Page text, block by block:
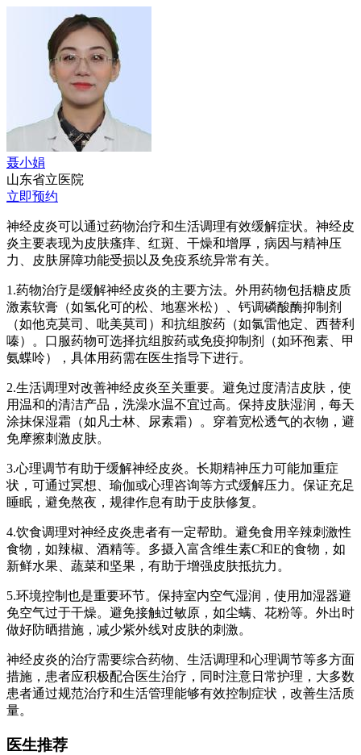
聂小娟
山东省立医院
立即预约
神经皮炎可以通过药物治疗和生活调理有效缓解症状。神经皮
炎主要表现为皮肤瘙痒、红斑、干燥和增厚，病因与精神压
力、皮肤屏障功能受损以及免疫系统异常有关。
1.药物治疗是缓解神经皮炎的主要方法。外用药物包括糖皮质
激素软膏（如氢化可的松、地塞米松）、钙调磷酸酶抑制剂
（如他克莫司、吡美莫司）和抗组胺药（如氯雷他定、西替利
嗪）。口服药物可选择抗组胺药或免疫抑制剂（如环孢素、甲
氨蝶呤），具体用药需在医生指导下进行。
2.生活调理对改善神经皮炎至关重要。避免过度清洁皮肤，使
用温和的清洁产品，洗澡水温不宜过高。保持皮肤湿润，每天
涂抹保湿霜（如凡士林、尿素霜）。穿着宽松透气的衣物，避
免摩擦刺激皮肤。
3.心理调节有助于缓解神经皮炎。长期精神压力可能加重症
状，可通过冥想、瑜伽或心理咨询等方式缓解压力。保证充足
睡眠，避免熬夜，规律作息有助于皮肤修复。
4.饮食调理对神经皮炎患者有一定帮助。避免食用辛辣刺激性
食物，如辣椒、酒精等。多摄入富含维生素C和E的食物，如
新鲜水果、蔬菜和坚果，有助于增强皮肤抵抗力。
5.环境控制也是重要环节。保持室内空气湿润，使用加湿器避
免空气过于干燥。避免接触过敏原，如尘螨、花粉等。外出时
做好防晒措施，减少紫外线对皮肤的刺激。
神经皮炎的治疗需要综合药物、生活调理和心理调节等多方面
措施，患者应积极配合医生治疗，同时注意日常护理，大多数
患者通过规范治疗和生活管理能够有效控制症状，改善生活质
量。
医生推荐